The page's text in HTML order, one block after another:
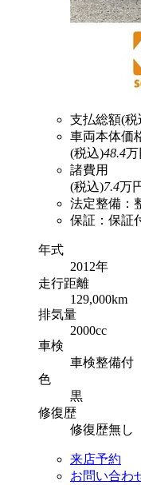
支払総額(税
車両本体価
(税込)48.4万
諸費用
(税込)7.4万
法定整備：
保証：保証
年式
2012年
走行距離
129,000km
排気量
2000cc
車検
車検整備付
色
黒
修復歴
修復歴無し
来店予約
お問い合わ